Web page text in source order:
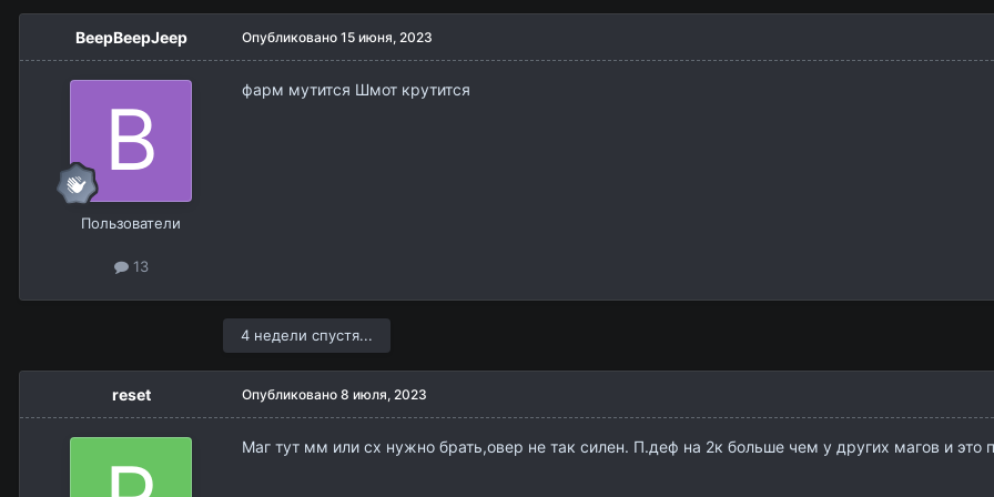
BeepBeepJeep
Пользователи
13
Опубликовано 15 июня, 2023
фарм мутится Шмот крутится
4 недели спустя...
reset Опубликовано 8 июля, 2023
Маг тут мм или сх нужно брать,овер не так силен. П.деф на 2к больше чем у других магов и это